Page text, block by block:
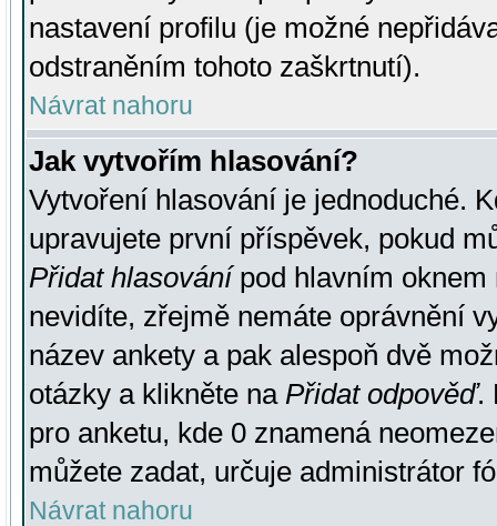
nastavení profilu (je možné
odstraněním tohoto zaškrtnutí).
Návrat nahoru
Jak vytvořím hlasování?
Vytvoření hlasování je jednoduché.
upravujete první příspěvek, pokud
Přidat hlasovánípod hlavním oknem
nevidíte, zřejmě nemáte oprávnění
název ankety a pak alespoň dvě
otázky a klikněte na Přidat odpověď.
pro anketu, kde 0 znamená
můžete zadat, určuje administrátor
Návrat nahoru